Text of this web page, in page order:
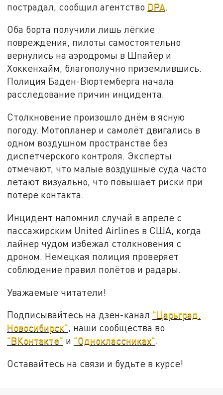
пострадал, сообщил агентство DPA.
Оба борта получили лишь лёгкие
повреждения, пилоты самостоятельно
вернулись на аэродромы в Шпайер и
Хоккенхайм, благополучно приземлившись.
Полиция Баден-Вюртемберга начала
расследование причин инцидента.
Столкновение произошло днём в ясную
погоду. Мотопланер и самолёт двигались в
одном воздушном пространстве без
диспетчерского контроля. Эксперты
отмечают, что малые воздушные суда часто
летают визуально, что повышает риски при
потере контакта.
Инцидент напомнил случай в апреле с
пассажирским United Airlines в США, когда
лайнер чудом избежал столкновения с
дроном. Немецкая полиция проверяет
соблюдение правил полётов и радары.
Уважаемые читатели!
Подписывайтесь на дзен-канал "Царьград.
Новосибирск", наши сообщества во
"ВКонтакте" и "Одноклассниках".
Оставайтесь на связи и будьте в курсе!